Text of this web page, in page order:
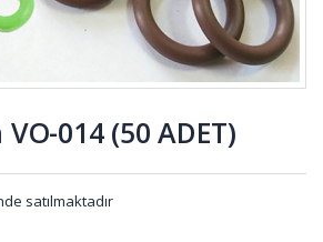
014 (50 ADET)
satılmaktadır
Rakor
Contası RA-
Top K-001